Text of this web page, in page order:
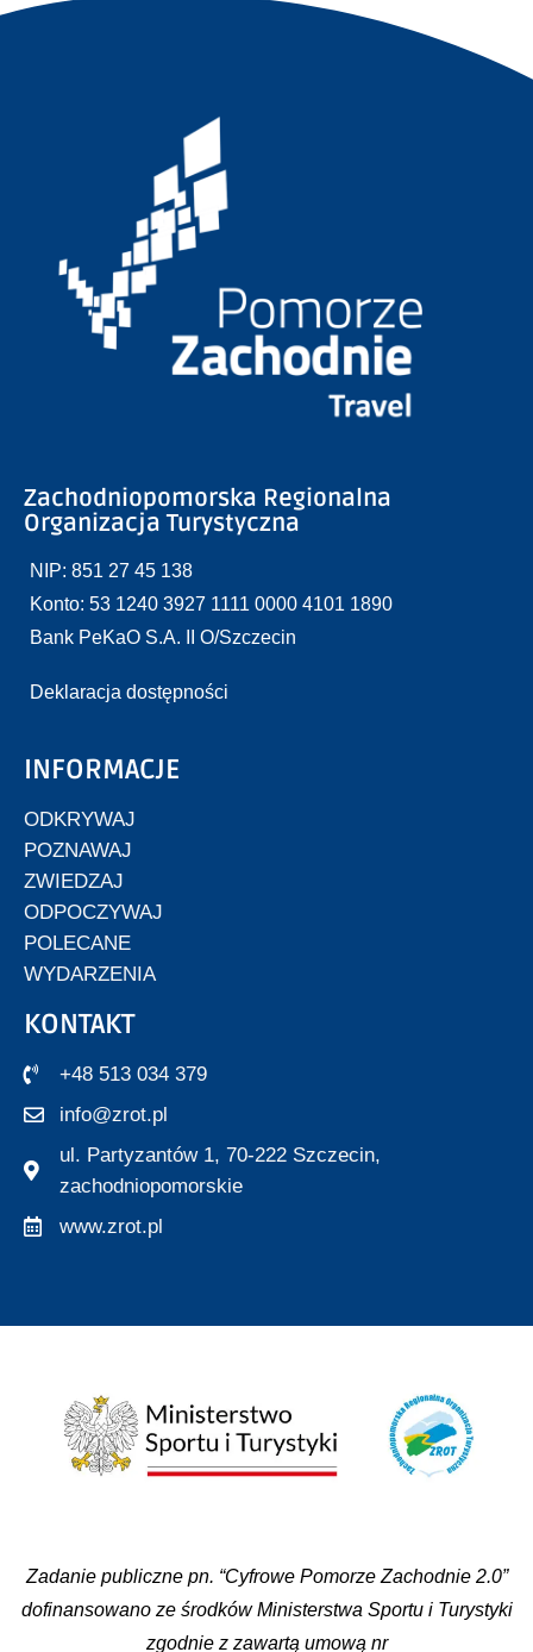
Zachodniopomorska Regionalna
Organizacja Turystyczna
NIP: 851 27 45 138
Konto: 53 1240 3927 1111 0000 4101 1890
Bank PeKaO S.A. II O/Szczecin
Deklaracja dostępności
INFORMACJE
ODKRYWAJ
POZNAWAJ
ZWIEDZAJ
ODPOCZYWAJ
POLECANE
WYDARZENIA
KONTAKT
+48 513 034 379
info@zrot.pl
ul. Partyzantów 1, 70-222 Szczecin,
zachodniopomorskie
www.zrot.pl
Zadanie publiczne pn. “Cyfrowe Pomorze Zachodnie 2.0”
dofinansowano ze środków Ministerstwa Sportu i Turystyki
zgodnie z zawartą umową nr